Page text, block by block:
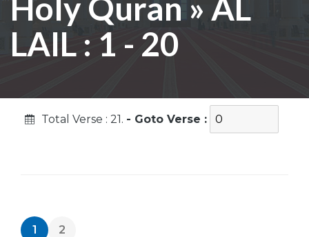
Holy Quran » AL
LAIL : 1 - 20
Total Verse : 21. - Goto Verse :
1 2